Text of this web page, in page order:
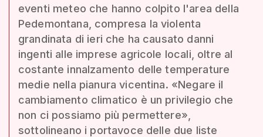
eventi meteo che hanno colpito l'area della
Pedemontana, compresa la violenta
grandinata di ieri che ha causato danni
ingenti alle imprese agricole locali, oltre al
costante innalzamento delle temperature
medie nella pianura vicentina. «Negare il
cambiamento climatico è un privilegio che
non ci possiamo più permettere»,
sottolineano i portavoce delle due liste